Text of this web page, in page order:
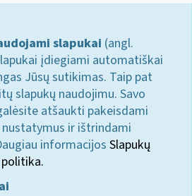
slapukai (angl.
įdiegiami automatiškai
Jūsų sutikimas. Taip pat
slapukų naudojimu. Savo
atšaukti pakeisdami
ir ištrindami
informacijos Slapukų